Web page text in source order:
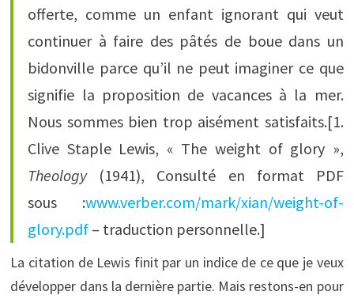
offerte, comme un enfant ignorant qui veut
continuer à faire des pâtés de boue dans un
bidonville parce qu’il ne peut imaginer ce que
signifie la proposition de vacances à la mer.
Nous sommes bien trop aisément satisfaits.[1.
Clive Staple Lewis, « The weight of glory »,
Theology (1941), Consulté en format PDF
sous :www.verber.com/mark/xian/weight-of-
glory.pdf – traduction personnelle.]
La citation de Lewis finit par un indice de ce que je veux
développer dans la dernière partie. Mais restons-en pour